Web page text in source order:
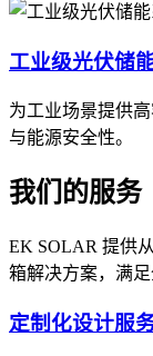
工业级光伏储
为工业场景提供
与能源安全性。
我们的服务
EK SOLAR 提供
箱解决方案，满足
定制化设计服